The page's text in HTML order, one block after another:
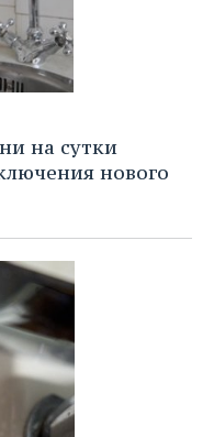
на сутки
нового